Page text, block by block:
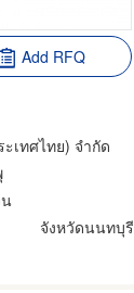
Add RFQ
เทศไทย) จำกัด
จังหวัดนนทบุรี